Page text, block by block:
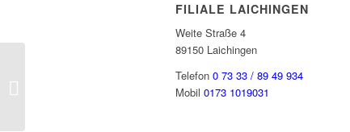
FILIALE LAICHINGEN
Weite Straße 4
89150 Laichingen
Telefon 0 73 33 / 89 49 934
Mobil 0173 1019031